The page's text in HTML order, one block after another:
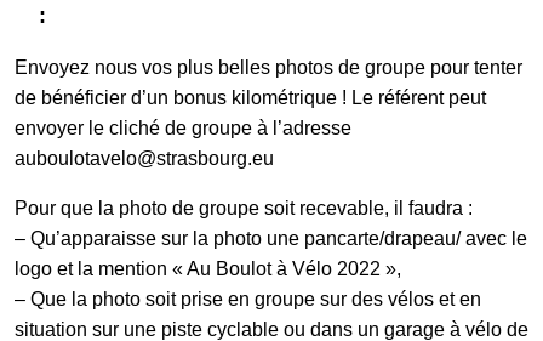
:
Envoyez nous vos plus belles photos de groupe pour tenter
de bénéficier d’un bonus kilométrique ! Le référent peut
envoyer le cliché de groupe à l’adresse
auboulotavelo@strasbourg.eu
Pour que la photo de groupe soit recevable, il faudra :
– Qu’apparaisse sur la photo une pancarte/drapeau/ avec le
logo et la mention « Au Boulot à Vélo 2022 »,
– Que la photo soit prise en groupe sur des vélos et en
situation sur une piste cyclable ou dans un garage à vélo de